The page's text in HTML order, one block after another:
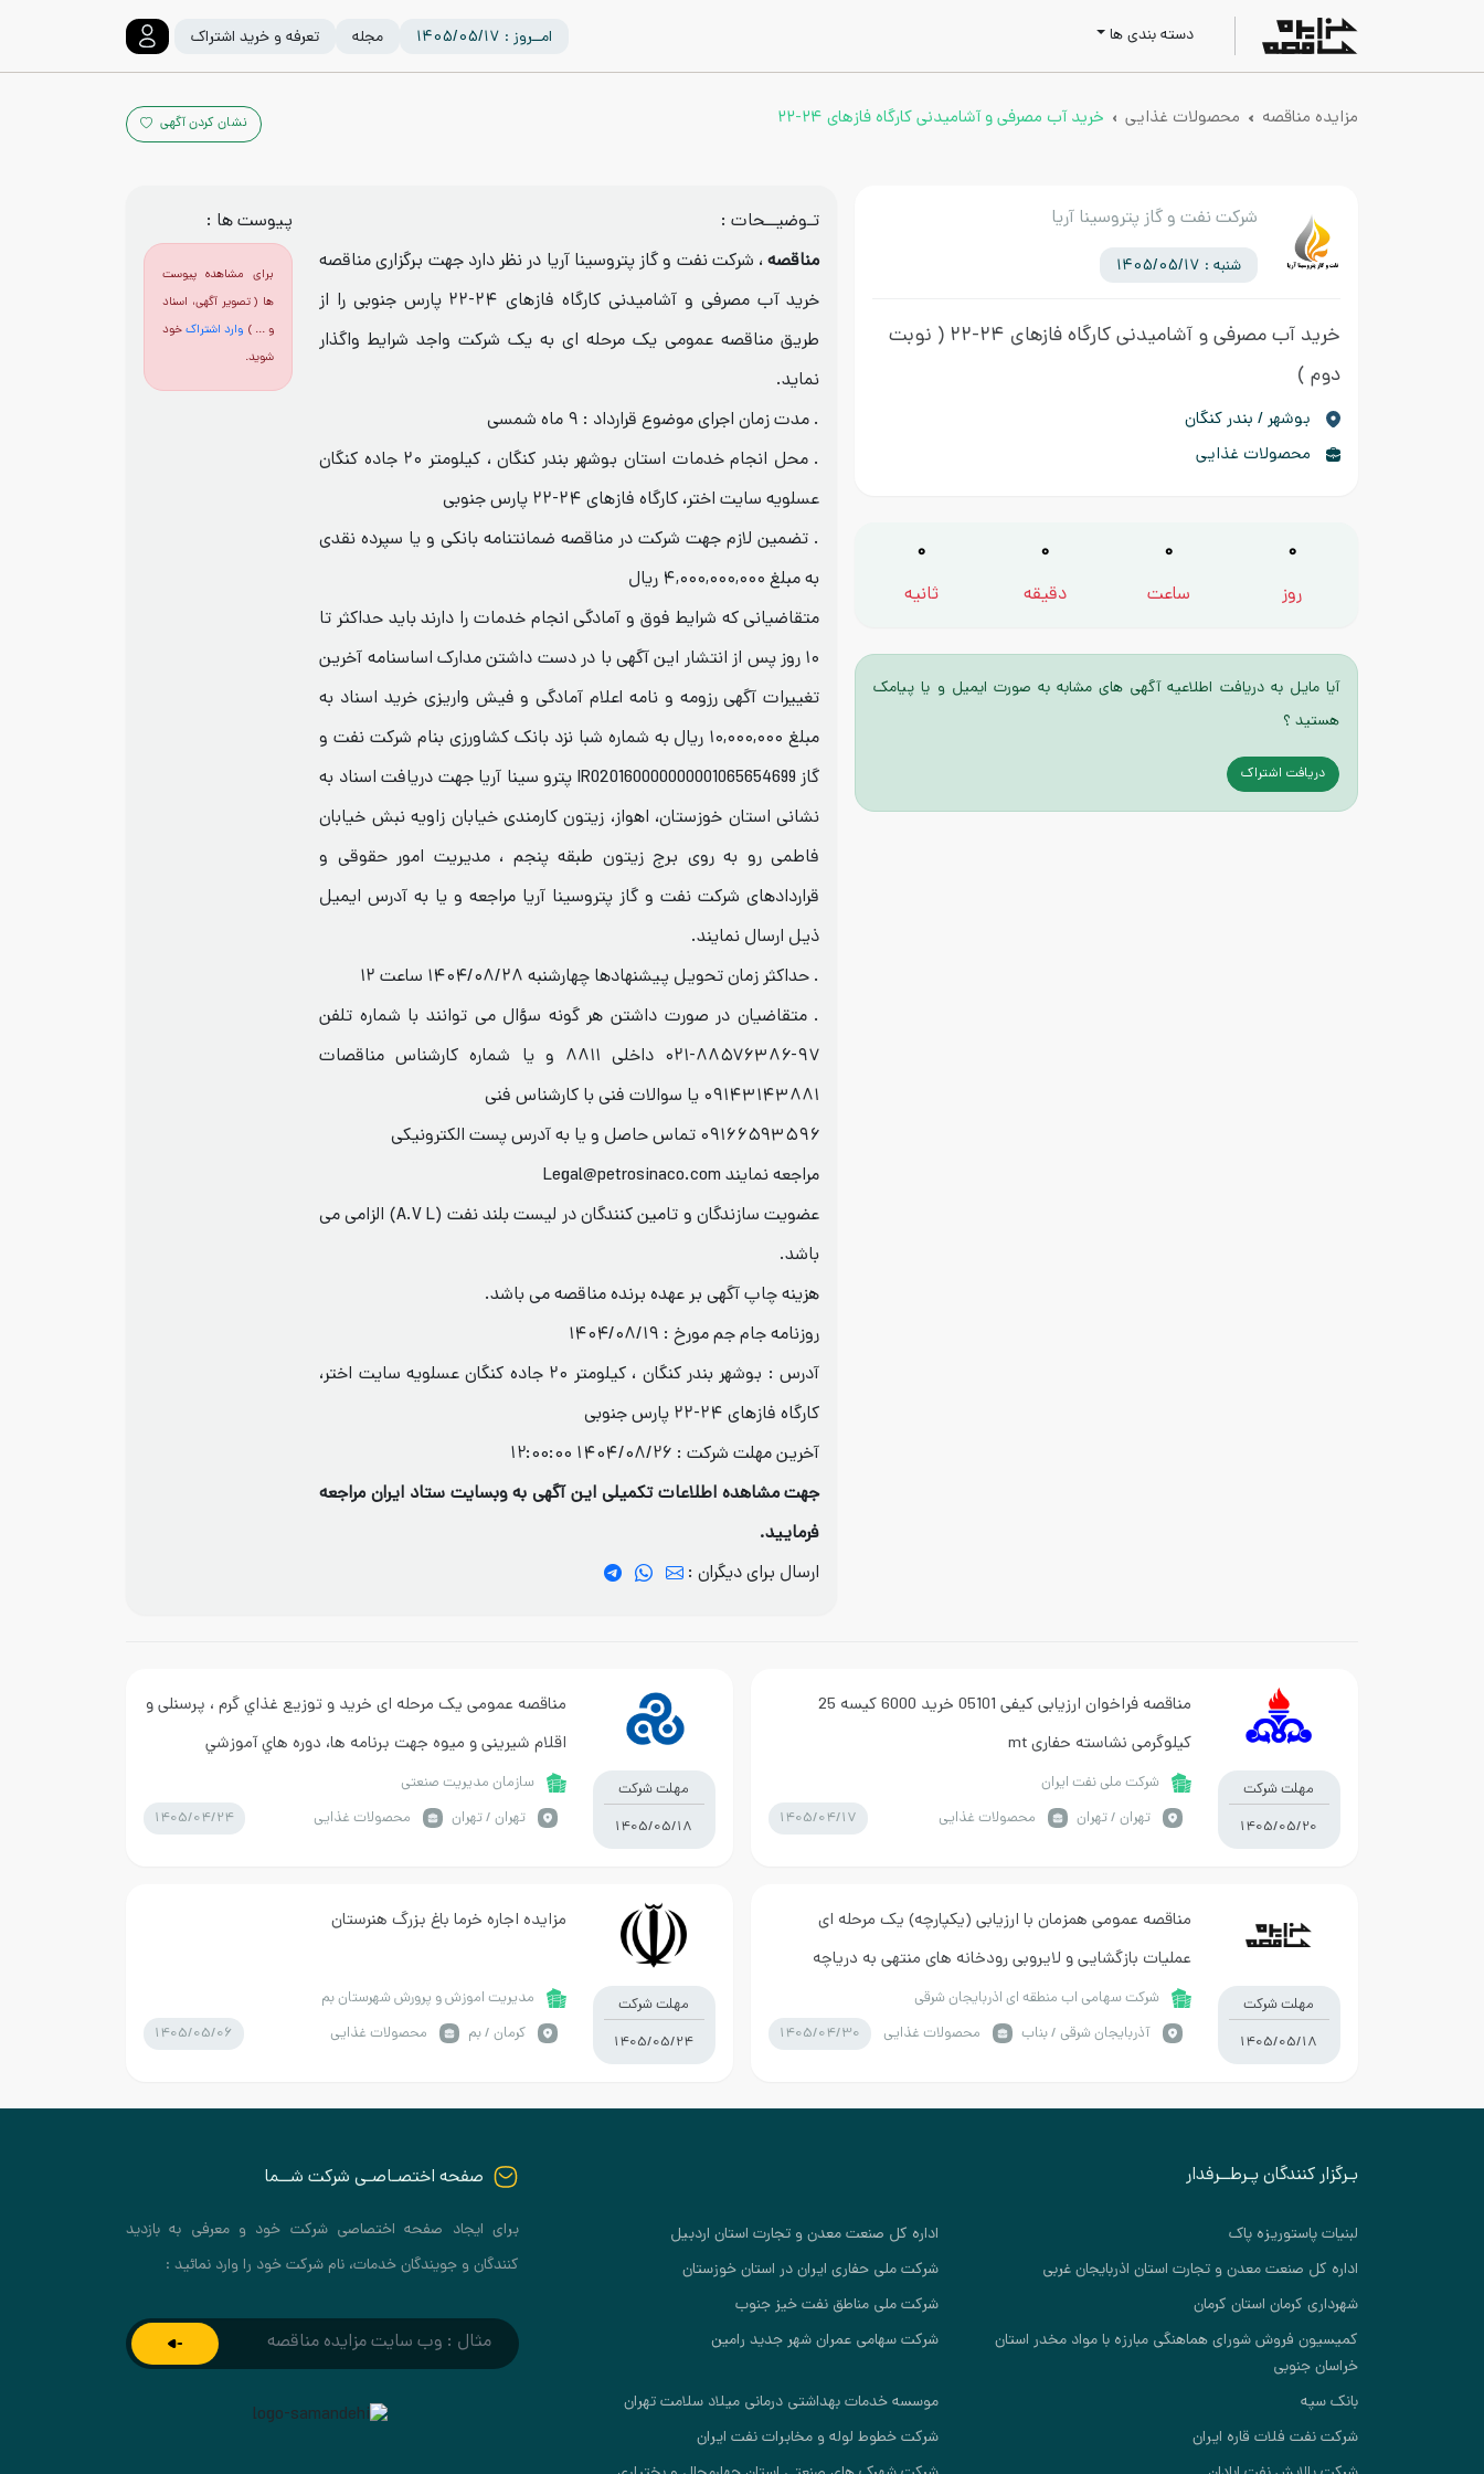
دسته بندی ها امــروز : 1405/05/17 مجله تعرفه و خرید اشتراک
مزایده مناقصه محصولات غذایی خرید آب مصرفی و آشامیدنی کارگاه فازهای ۲۴-۲۲ نشان کردن آگهی
شرکت نفت و گاز پتروسینا آریا
شنبه : 1405/05/17
خرید آب مصرفی و آشامیدنی کارگاه فازهای ۲۴-۲۲
( نوبت
دوم )
بوشهر / بندر کنگان
محصولات غذایی
0
روز
0
ساعت
0
دقیقه
0
ثانیه
آیا مایل به دریافت اطلاعیه آگهی های مشابه به صورت ایمیل و یا پیامک
هستید ؟
دریافت اشتراک
تـوضیــحات :
مناقصه، شرکت نفت و گاز پتروسینا آریا در نظر دارد جهت برگزاری مناقصه
خرید آب مصرفی و آشامیدنی کارگاه فازهای ۲۴-۲۲ پارس جنوبی را از
طریق مناقصه عمومی یک مرحله ای به یک شرکت واجد شرایط واگذار
نماید.
. مدت زمان اجرای موضوع قرارداد : ۹ ماه شمسی
. محل انجام خدمات استان بوشهر بندر کنگان ، کیلومتر ۲۰ جاده کنگان
عسلویه سایت اختر، کارگاه فازهای ۲۴-۲۲ پارس جنوبی
. تضمین لازم جهت شرکت در مناقصه ضمانتنامه بانکی و یا سپرده نقدی
به مبلغ ۴,۰۰۰,۰۰۰,۰۰۰ ریال
متقاضیانی که شرایط فوق و آمادگی انجام خدمات را دارند باید حداکثر تا
۱۰ روز پس از انتشار این آگهی با در دست داشتن مدارک اساسنامه آخرین
تغییرات آگهی رزومه و نامه اعلام آمادگی و فیش واریزی خرید اسناد به
مبلغ ۱۰,۰۰۰,۰۰۰ ریال به شماره شبا نزد بانک کشاورزی بنام شرکت نفت و
گاز IR020160000000001065654699 پترو سینا آریا جهت دریافت اسناد به
نشانی استان خوزستان، اهواز، زیتون کارمندی خیابان زاویه نبش خیابان
فاطمی رو به روی برج زیتون طبقه پنجم ، مدیریت امور حقوقی و
قراردادهای شرکت نفت و گاز پتروسینا آریا مراجعه و یا به آدرس ایمیل
ذیل ارسال نمایند.
. حداکثر زمان تحویل پیشنهادها چهارشنبه ۱۴۰۴/۰۸/۲۸ ساعت ۱۲
. متقاضیان در صورت داشتن هر گونه سؤال می توانند با شماره تلفن
۹۷-۸۸۵۷۶۳۸۶-۰۲۱ داخلی ۸۸۱۱ و یا شماره کارشناس مناقصات
۰۹۱۴۳۱۴۳۸۸۱ یا سوالات فنی با کارشناس فنی
۰۹۱۶۶۵۹۳۵۹۶ تماس حاصل و یا به آدرس پست الکترونیکی
مراجعه نمایند Legal@petrosinaco.com
عضویت سازندگان و تامین کنندگان در لیست بلند نفت (A.V L) الزامی می
باشد.
هزینه چاپ آگهی بر عهده برنده مناقصه می باشد.
روزنامه جام جم مورخ : ۱۴۰۴/۰۸/۱۹
آدرس : بوشهر بندر کنگان ، کیلومتر ۲۰ جاده کنگان عسلویه سایت اختر،
کارگاه فازهای ۲۴-۲۲ پارس جنوبی
آخرین مهلت شرکت : 1404/08/26 12:00:00
جهت مشاهده اطلاعات تکمیلی این آگهی به وبسایت ستاد ایران مراجعه
فرمایید.
ارسال برای دیگران :
پیوست ها :
برای مشاهده پیوست
ها ( تصویر آگهی، اسناد
و ... ) وارد اشتراکخود
شوید.
مهلت شرکت
1405/05/20
مناقصه فراخوان ارزیابی کیفی 05101 خرید 6000 کیسه 25
کیلوگرمی نشاسته حفاری mt
شرکت ملی نفت ایران
تهران / تهران
محصولات غذایی 1405/04/17
مهلت شرکت
1405/05/18
مناقصه عمومی یک مرحله ای خريد و توزيع غذاي گرم ، پرسنلی و
اقلام شیرینی و میوه جهت برنامه ها، دوره هاي آموزشي
وهمايش هاوسمينار ها
سازمان مدیریت صنعتی
تهران / تهران
محصولات غذایی 1405/04/24
مهلت شرکت
1405/05/18
مناقصه عمومی همزمان با ارزیابی (یکپارچه) یک مرحله ای
عمليات بازگشایی و لایروبی رودخانه های منتهی به دریاچه
ارومیه ( مردق چای – چاوان چای )
شرکت سهامی اب منطقه ای اذربایجان شرقی
آذربايجان شرقي / بناب
محصولات غذایی 1405/04/30
مهلت شرکت
1405/05/24
مزایده اجاره خرما باغ بزرگ هنرستان
مدیریت اموزش و پرورش شهرستان بم
كرمان / بم
محصولات غذایی 1405/05/06
بـرگزار کنندگان پـرطــرفدار
لبنیات پاستوریزه پاک
اداره کل صنعت معدن و تجارت استان اردبیل
اداره کل صنعت معدن و تجارت استان اذربایجان غربی
شرکت ملی حفاری ایران در استان خوزستان
شهرداری کرمان استان کرمان
شرکت ملی مناطق نفت خیز جنوب
کمیسیون فروش شورای هماهنگی مبارزه با مواد مخدر استان
خراسان جنوبی
شرکت سهامی عمران شهر جدید رامین
بانک سپه
موسسه خدمات بهداشتی درمانی میلاد سلامت تهران
شرکت نفت فلات قاره ایران
شرکت خطوط لوله و مخابرات نفت ایران
صفحه اختصـاصـی شرکت شــما
برای ایجاد صفحه اختصاصی شرکت خود و معرفی به بازدید
کنندگان و جویندگان خدمات، نام شرکت خود را وارد نمائید :